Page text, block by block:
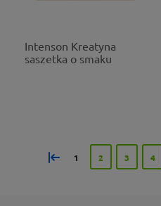
Intenson Kreatyna
saszetka o smaku
« 1 2 3 4